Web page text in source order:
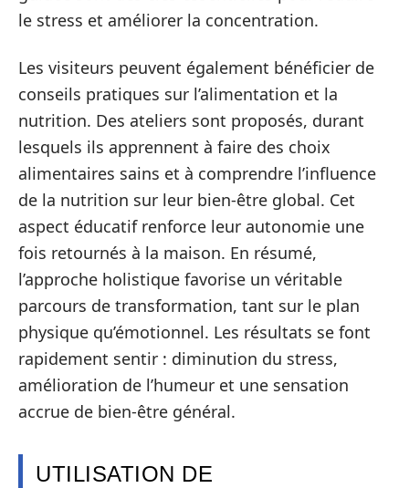
le stress et améliorer la concentration.
Les visiteurs peuvent également bénéficier de
conseils pratiques sur l’alimentation et la
nutrition. Des ateliers sont proposés, durant
lesquels ils apprennent à faire des choix
alimentaires sains et à comprendre l’influence
de la nutrition sur leur bien-être global. Cet
aspect éducatif renforce leur autonomie une
fois retournés à la maison. En résumé,
l’approche holistique favorise un véritable
parcours de transformation, tant sur le plan
physique qu’émotionnel. Les résultats se font
rapidement sentir : diminution du stress,
amélioration de l’humeur et une sensation
accrue de bien-être général.
UTILISATION DE